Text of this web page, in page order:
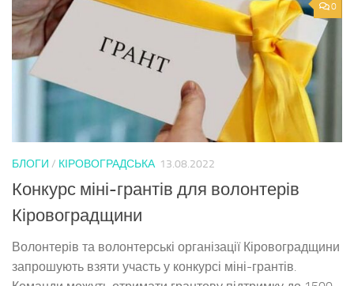
0
БЛОГИ / КІРОВОГРАДСЬКА 13.08.2022
Конкурс міні-грантів для волонтерів
Кіровоградщини
Волонтерів та волонтерські організації Кіровоградщини
запрошують взяти участь у конкурсі міні-грантів.